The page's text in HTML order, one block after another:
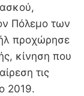
Πόλεμο των
προχώρησε
κίνηση που
τις
2019.